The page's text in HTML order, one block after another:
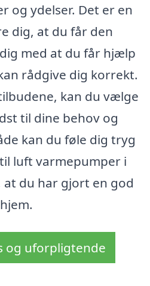
og ydelser. Det er en
dig, at du får den
med at du får hjælp
rådgive dig korrekt.
kan du vælge
til dine behov og
kan du føle dig tryg
luft varmepumper i
du har gjort en god
og uforpligtende